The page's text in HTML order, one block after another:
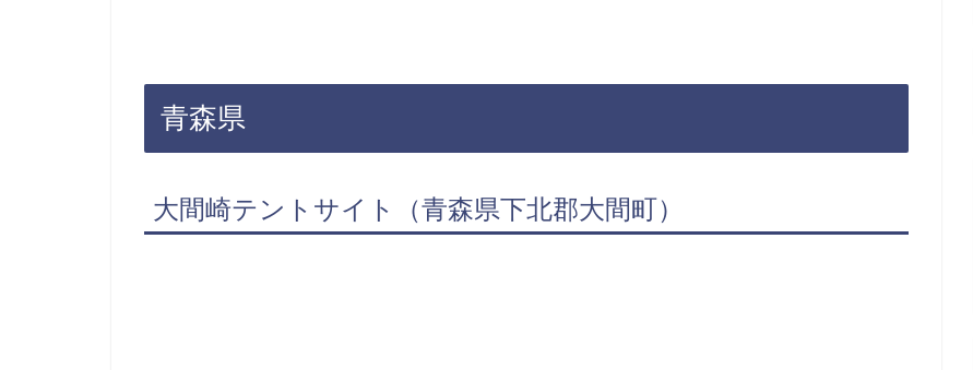
青森県
大間崎テントサイト（青森県下北郡大間町）